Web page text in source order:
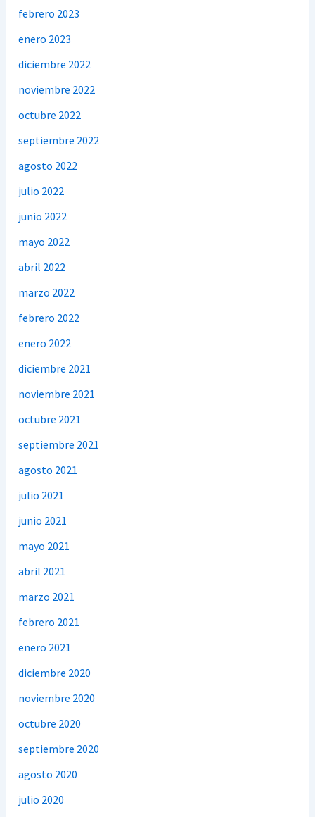
febrero 2023
enero 2023
diciembre 2022
noviembre 2022
octubre 2022
septiembre 2022
agosto 2022
julio 2022
junio 2022
mayo 2022
abril 2022
marzo 2022
febrero 2022
enero 2022
diciembre 2021
noviembre 2021
octubre 2021
septiembre 2021
agosto 2021
julio 2021
junio 2021
mayo 2021
abril 2021
marzo 2021
febrero 2021
enero 2021
diciembre 2020
noviembre 2020
octubre 2020
septiembre 2020
agosto 2020
julio 2020